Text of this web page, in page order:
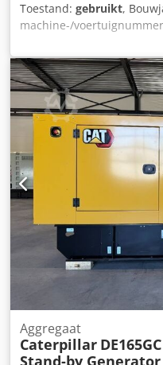
Toestand: gebruikt,
machine-/
Toepassingsgebied: bouw
Generatorvermogen:
Afmetingen laadruimte:
VS Neem contact op met
Verdere opties en
Aggregaat
Caterpillar
Stand-by Generator